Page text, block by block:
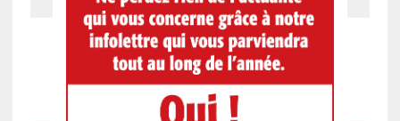
Article précédent
Article suivant